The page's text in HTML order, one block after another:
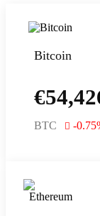
Bitcoin
€
BTC -0.75